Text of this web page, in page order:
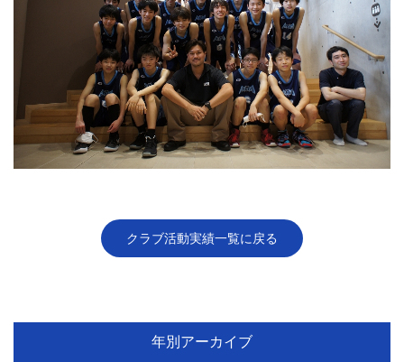
クラブ活動実績一覧に戻る
年別アーカイブ